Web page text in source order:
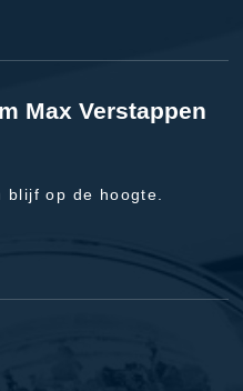
Max Verstappen
blijf op de hoogte.